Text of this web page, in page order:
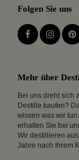
Folgen Sie uns
Mehr über
Bei uns dreht sich
Destille kaufen?
wissen was wir
erhalten Sie bei
Wir destillieren
Jahre nach Ihrem